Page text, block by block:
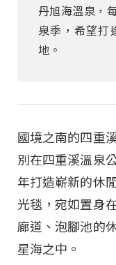
丹旭海溫泉，
泉季，希望打
地。
國境之南的四重
別在四重溪溫泉
年打造嶄新的休
光毯，宛如置身
廊道、泡腳池的
星海之中。